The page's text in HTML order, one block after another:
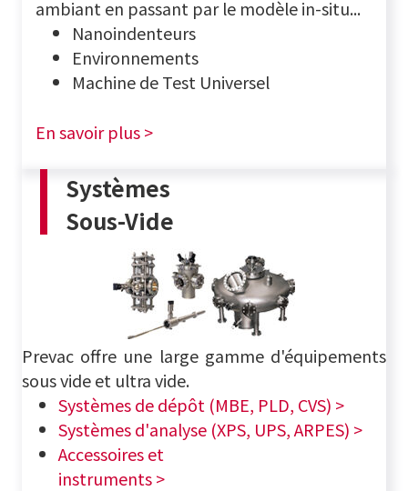
ambiant en passant par le modèle in-situ...
Nanoindenteurs
Environnements
Machine de Test Universel
En savoir plus >
Systèmes
Sous-Vide
Prevac offre une large gamme d'équipements
sous vide et ultra vide.
Systèmes de dépôt (MBE, PLD, CVS) >
Systèmes d'analyse (XPS, UPS, ARPES) >
Accessoires et
instruments >